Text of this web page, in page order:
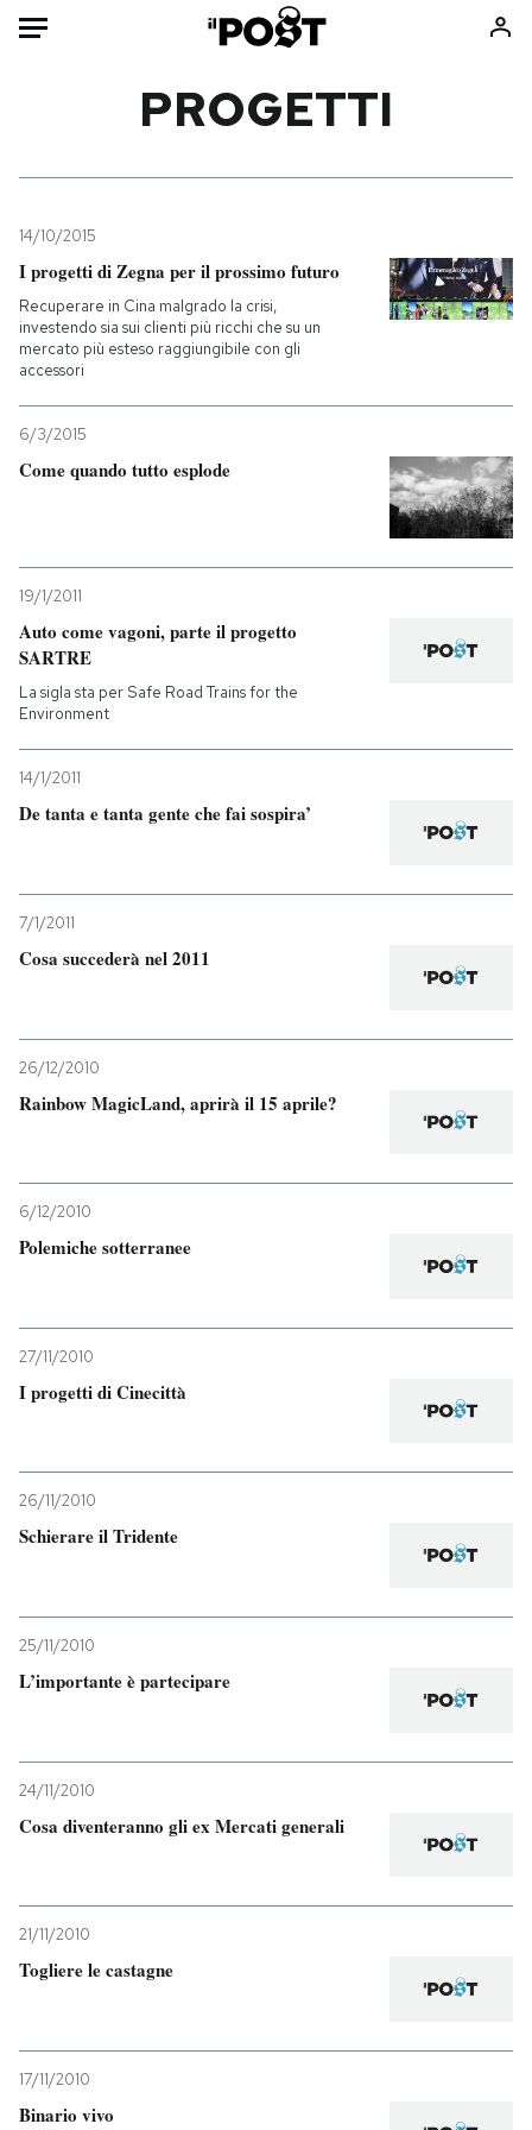
Mondo
Politica
Tecnologia
Internet
Scienza
Cultura
Economia
Sport
Consumismi
Ok Boomer!
Europa
Mondiali calcio 2026
NEWSLETTER
SHOP
CALENDARIO
AREA PERSONALE
PROGETTI
14/10/2015
I progetti di Zegna per il prossimo futuro
Recuperare in Cina malgrado la crisi,
investendo sia sui clienti più ricchi che su un
mercato più esteso raggiungibile con gli
accessori
6/3/2015
Come quando tutto esplode
19/1/2011
Auto come vagoni, parte il progetto
SARTRE
La sigla sta per Safe Road Trains for the
Environment
14/1/2011
De tanta e tanta gente che fai sospira’
7/1/2011
Cosa succederà nel 2011
26/12/2010
Rainbow MagicLand, aprirà il 15 aprile?
6/12/2010
Polemiche sotterranee
27/11/2010
I progetti di Cinecittà
26/11/2010
Schierare il Tridente
25/11/2010
L’importante è partecipare
24/11/2010
Cosa diventeranno gli ex Mercati generali
21/11/2010
Togliere le castagne
17/11/2010
Binario vivo